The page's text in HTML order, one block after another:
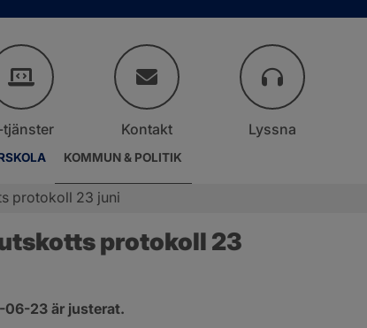
KOMMUN & POLITIK
tjänster Kontakt Lyssna
protokoll 23 juni
protokoll 23
23 är justerat.